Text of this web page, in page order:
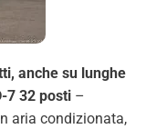
anche su lunghe
7 32 posti –
aria condizionata,